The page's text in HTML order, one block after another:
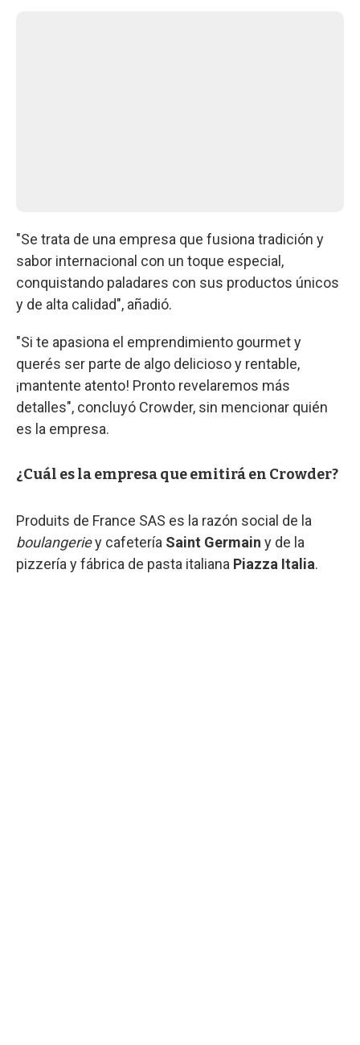
"Se trata de una empresa que fusiona tradición y
sabor internacional con un toque especial,
conquistando paladares con sus productos únicos
y de alta calidad", añadió.
"Si te apasiona el emprendimiento gourmet y
querés ser parte de algo delicioso y rentable,
¡mantente atento! Pronto revelaremos más
detalles", concluyó Crowder, sin mencionar quién
es la empresa.
¿Cuál es la empresa que emitirá en Crowder?
Produits de France SAS es la razón social de la
boulangeriey cafetería Saint Germain y de la
pizzería y fábrica de pasta italiana Piazza Italia.